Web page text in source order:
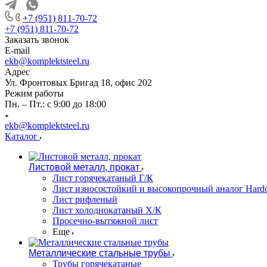
+7 (951) 811-70-72
+7 (951) 811-70-72
Заказать звонок
E-mail
ekb@komplektsteel.ru
Адрес
Ул. Фронтовых Бригад 18, офис 202
Режим работы
Пн. – Пт.: с 9:00 до 18:00
ekb@komplektsteel.ru
Каталог
Листовой металл, прокат
Лист горячекатаный Г/К
Лист износостойкий и высокопрочный аналог
Лист рифленый
Лист холоднокатаный Х/К
Просечно-вытяжной лист
Еще
Металлические стальные трубы
Трубы горячекатаные